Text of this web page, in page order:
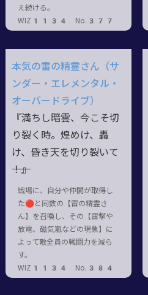
え続ける。
WIZ1134 No.377
本気の雷の精霊さん（サ
ンダー・エレメンタル・
オーバードライブ）
『満ちし暗雲、今こそ切
り裂く時。煌めけ、轟
け、昏き天を切り裂いて
――！』
戦場に、自分や仲間が取得し
た🔴と同数の【雷の精霊さ
ん】を召喚し、その【雷撃や
放電、磁気嵐などの現象】に
よって敵全員の戦闘力を減ら
す。
WIZ1134 No.384